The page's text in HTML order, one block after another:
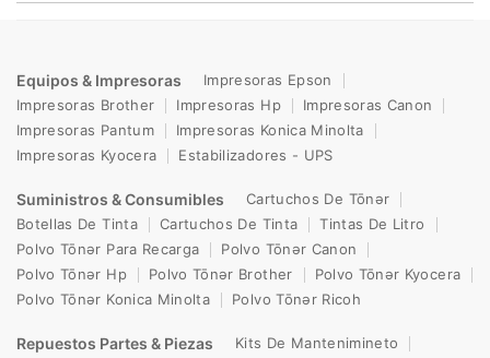
Equipos & Impresoras
Impresoras Epson
Impresoras Brother
Impresoras Hp
Impresoras Canon
Impresoras Pantum
Impresoras Konica Minolta
Impresoras Kyocera
Estabilizadores - UPS
Suministros & Consumibles
Cartuchos De Tōnər
Botellas De Tinta
Cartuchos De Tinta
Tintas De Litro
Polvo Tōnər Para Recarga
Polvo Tōnər Canon
Polvo Tōnər Hp
Polvo Tōnər Brother
Polvo Tōnər Kyocera
Polvo Tōnər Konica Minolta
Polvo Tōnər Ricoh
Repuestos Partes & Piezas
Kits De Mantenimineto